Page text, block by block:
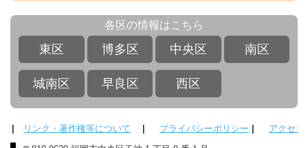
各区の情報はこちら
東区 博多区 中央区 南区
城南区 早良区 西区
| リンク・著作権等について | プライバシーポリシー |
アクセシ